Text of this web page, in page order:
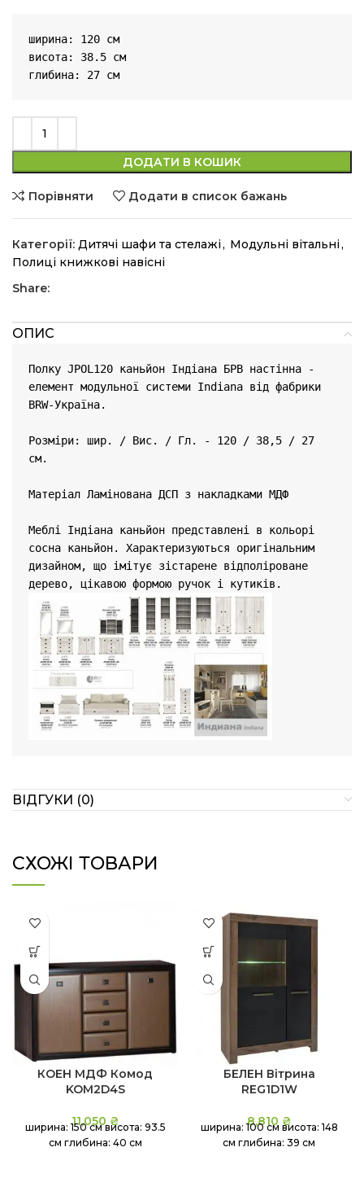
ширина: 120 см
висота: 38.5 см
глибина: 27 см
ДОДАТИ В КОШИК
Порівняти Додати в список бажань
Категорії: Дитячі шафи та стелажі, Модульні вітальні,
Полиці книжкові навісні
Share:
ОПИС
Полку JPOL120 каньйон Індіана БРВ настінна -
елемент модульної системи Indiana від фабрики
BRW-Україна.
Розміри: шир. / Вис. / Гл. - 120 / 38,5 / 27
см.
Матеріал Ламінована ДСП з накладками МДФ
Меблі Індіана каньйон представлені ​​в кольорі
сосна каньйон. Характеризуються оригінальним
дизайном, що імітує зістарене відполіроване
ВІДГУКИ (0)
СХОЖІ ТОВАРИ
КОЕН МДФ Комод
KOM2D4S
11,050 ₴
ширина: 150 см висота: 93.5
см глибина: 40 см
БЕЛЕН Вітрина
REG1D1W
8,810 ₴
ширина: 100 см висота: 148
см глибина: 39 см